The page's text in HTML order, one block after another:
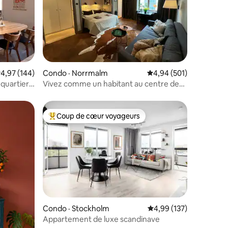
moyenne de 4,97 sur 5, 144 commentaires
4,97 (144)
Condo · Norrmalm Note moyenne de
4,94 (501)
Vivez comme un habitant au centre de
Coup de cœur voyageurs parmi les plus aimés
Coup de cœur voyageurs
Condo · Stockholm Note moyenne de
4,99 (137)
Appartement de luxe scandinave